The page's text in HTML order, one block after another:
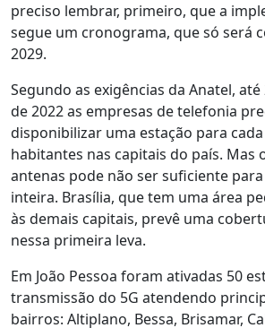
preciso lembrar, primeiro, que a
segue um cronograma, que só será
2029.
Segundo as exigências da Anatel,
de 2022 as empresas de telefonia
disponibilizar uma estação para
habitantes nas capitais do país. Mas
antenas pode não ser suficiente
inteira. Brasília, que tem uma área
às demais capitais, prevê uma
nessa primeira leva.
Em João Pessoa foram ativadas 50
transmissão do 5G atendendo
bairros: Altiplano, Bessa, Brisamar,